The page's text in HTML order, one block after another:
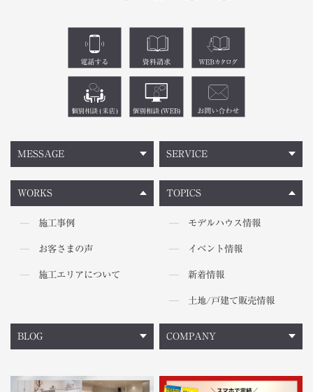
MESSAGE
WORKS
施工事例
お客さまの声
施工エリアについて
TOPICS
モデルハウス情報
イベント情報
新着情報
土地/戸建て販売情報
SERVICE
BLOG COMPANY